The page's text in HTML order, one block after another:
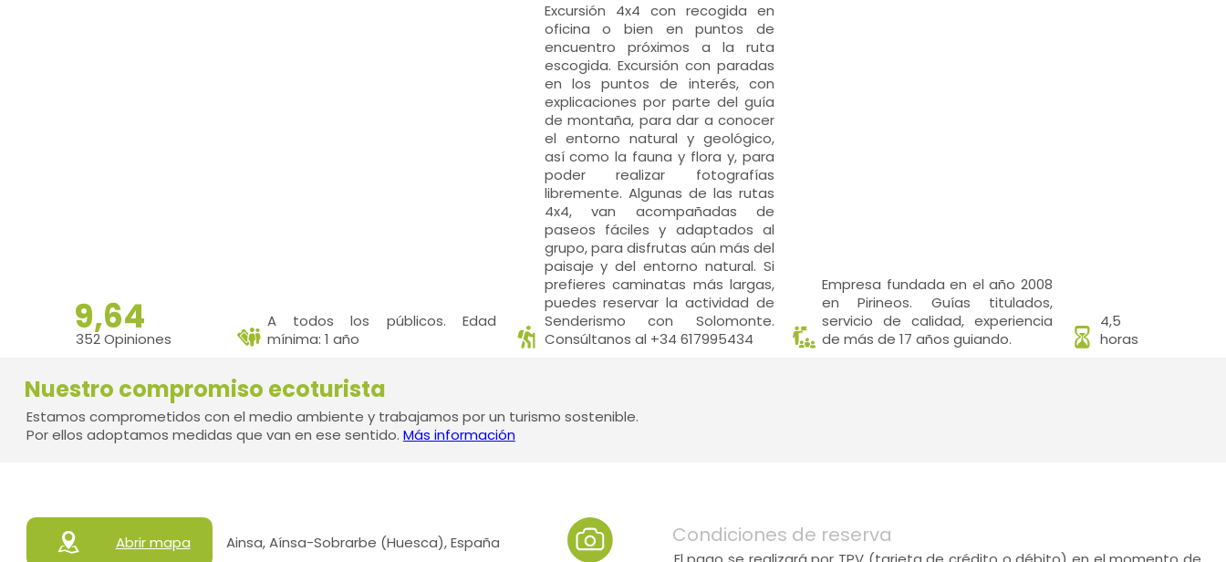
9,64
352 Opiniones
A todos los públicos. Edad
mínima: 1 año
Excursión 4x4 con recogida en
oficina o bien en puntos de
encuentro próximos a la ruta
escogida. Excursión con paradas
en los puntos de interés, con
explicaciones por parte del guía
de montaña, para dar a conocer
el entorno natural y geológico,
así como la fauna y flora y, para
poder realizar fotografías
libremente. Algunas de las rutas
4x4, van acompañadas de
paseos fáciles y adaptados al
grupo, para disfrutas aún más del
paisaje y del entorno natural. Si
prefieres caminatas más largas,
puedes reservar la actividad de
Senderismo con Solomonte.
Consúltanos al +34 617995434
Empresa fundada en el año 2008
en Pirineos. Guías titulados,
servicio de calidad, experiencia
de más de 17 años guiando.
4,5
horas
Nuestro compromiso ecoturista
Estamos comprometidos con el medio ambiente y trabajamos por un turismo sostenible.
Por ellos adoptamos medidas que van en ese sentido. Más información
Abrir mapa Ainsa, Aínsa-Sobrarbe (Huesca), España Condiciones de reserva